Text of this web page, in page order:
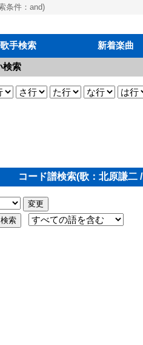
条件：and)
歌手検索 新着楽曲
検索
コード譜検索(歌：北原謙二